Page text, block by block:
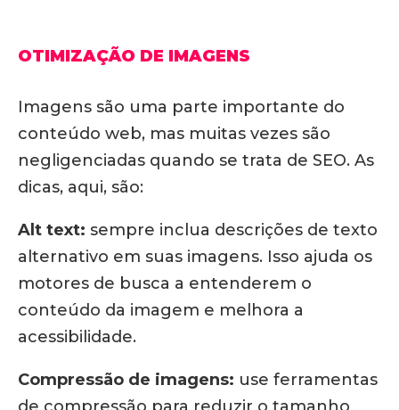
OTIMIZAÇÃO DE IMAGENS
Imagens são uma parte importante do
conteúdo web, mas muitas vezes são
negligenciadas quando se trata de SEO. As
dicas, aqui, são:
Alt text: sempre inclua descrições de texto
alternativo em suas imagens. Isso ajuda os
motores de busca a entenderem o
conteúdo da imagem e melhora a
acessibilidade.
Compressão de imagens: use ferramentas